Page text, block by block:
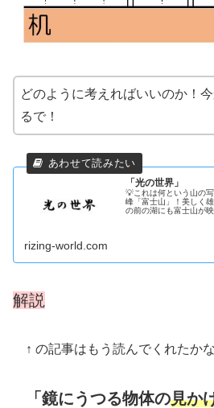
どのように考えればいいのか！
るで！
「光の世界」
💡これは何という山の
峰「富士山」！美しく
の前の湖にも富士山が
rizing-world.com
解説
↑ の記事はもう読んでくれたか
「鏡にうつる物体の見か